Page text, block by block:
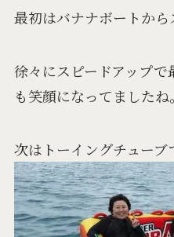
最初はバナナボートから
徐々にスピードアップ
も笑顔になってましたね。
次はトーイングチューブ